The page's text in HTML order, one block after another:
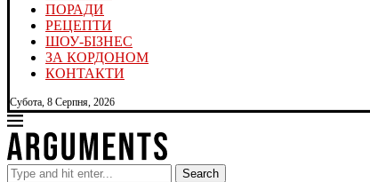
ПОРАДИ
РЕЦЕПТИ
ШОУ-БІЗНЕС
ЗА КОРДОНОМ
КОНТАКТИ
Субота, 8 Серпня, 2026
Search